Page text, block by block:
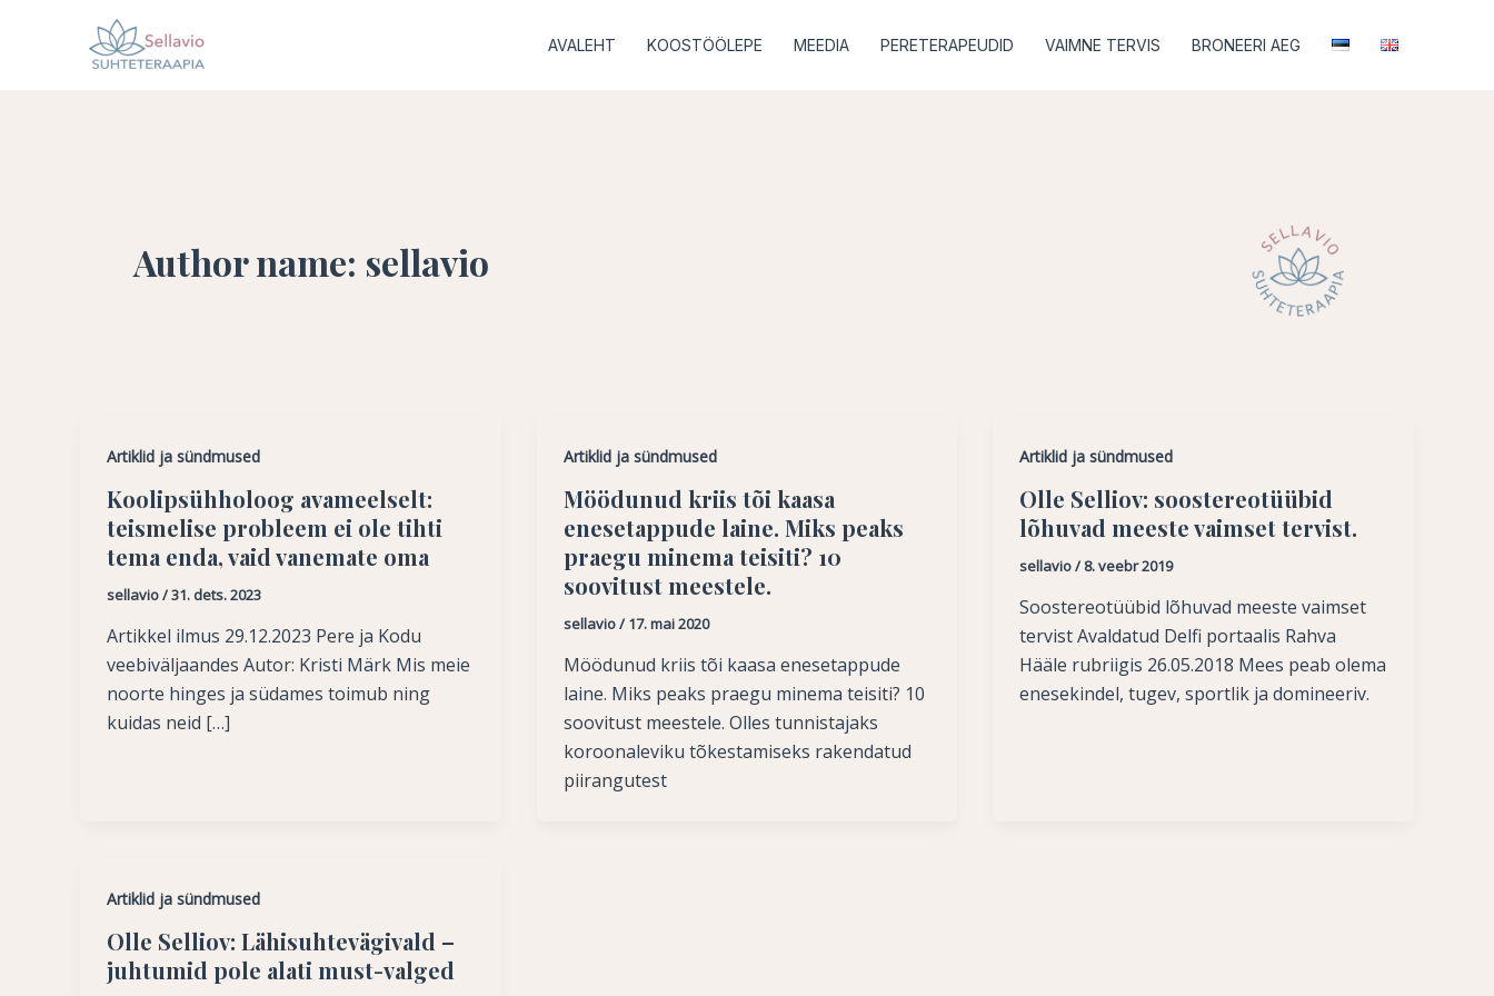
AVALEHT KOOSTÖÖLEPE MEEDIA PERETERAPEUDID VAIMNE TERVIS BRONEERI AEG
Author name: sellavio
Artiklid ja sündmused
Koolipsühholoog avameelselt:
teismelise probleem ei ole tihti
tema enda, vaid vanemate oma
sellavio/31. dets. 2023
Artikkel ilmus 29.12.2023 Pere ja Kodu
veebiväljaandes Autor: Kristi Märk Mis meie
noorte hinges ja südames toimub ning
kuidas neid […]
Artiklid ja sündmused
Möödunud kriis tõi kaasa
enesetappude laine. Miks peaks
praegu minema teisiti? 10
soovitust meestele.
sellavio/ 17. mai 2020
Möödunud kriis tõi kaasa enesetappude
laine. Miks peaks praegu minema teisiti? 10
soovitust meestele. Olles tunnistajaks
koroonaleviku tõkestamiseks rakendatud
piirangutest
Artiklid ja sündmused
Olle Selliov: soostereotüübid
lõhuvad meeste vaimset tervist.
sellavio/ 8. veebr 2019
Soostereotüübid lõhuvad meeste vaimset
tervist Avaldatud Delfi portaalis Rahva
Hääle rubriigis 26.05.2018 Mees peab olema
enesekindel, tugev, sportlik ja domineeriv.
Artiklid ja sündmused
Olle Selliov: Lähisuhtevägivald –
juhtumid pole alati must-valged